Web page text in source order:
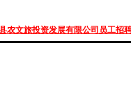
农文旅投资发展有限公司员工招